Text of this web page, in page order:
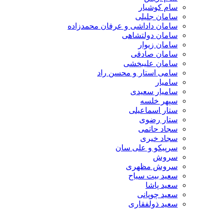
سام کوشیار
سامان جلیلی
سامان داداشی و عرفان محمدزاده
سامان دولتشاهی
سامان زیوار
سامان صادقی
سامان علیبخشی
سامی استار و محسن راد
سامیار
سامیار سعیدی
سپهر خلسه
ستار اسماعیلی
ستار رضوی
سجاد حاتمی
سجاد خیری
سرپیکو و علی سان
سروش
سروش مظهری
سعید بیت سیاح
سعید پاشا
سعید چوپانی
سعید ذولفقاری